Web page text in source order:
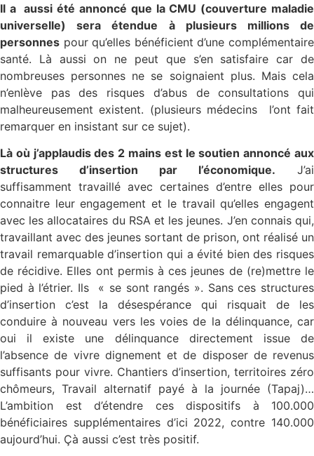
Il a aussi été annoncé que la CMU (couverture maladie
universelle) sera étendue à plusieurs millions de
personnes pour qu’elles bénéficient d’une complémentaire
santé. Là aussi on ne peut que s’en satisfaire car de
nombreuses personnes ne se soignaient plus. Mais cela
n’enlève pas des risques d’abus de consultations qui
malheureusement existent. (plusieurs médecins l’ont fait
remarquer en insistant sur ce sujet).
Là où j’applaudis des 2 mains est le soutien annoncé aux
structures d’insertion par l’économique. J’ai
suffisamment travaillé avec certaines d’entre elles pour
connaitre leur engagement et le travail qu’elles engagent
avec les allocataires du RSA et les jeunes. J’en connais qui,
travaillant avec des jeunes sortant de prison, ont réalisé un
travail remarquable d’insertion qui a évité bien des risques
de récidive. Elles ont permis à ces jeunes de (re)mettre le
pied à l’étrier. Ils « se sont rangés ». Sans ces structures
d’insertion c’est la désespérance qui risquait de les
conduire à nouveau vers les voies de la délinquance, car
oui il existe une délinquance directement issue de
l’absence de vivre dignement et de disposer de revenus
suffisants pour vivre. Chantiers d’insertion, territoires zéro
chômeurs, Travail alternatif payé à la journée (Tapaj)…
L’ambition est d’étendre ces dispositifs à 100.000
bénéficiaires supplémentaires d’ici 2022, contre 140.000
aujourd’hui. Çà aussi c’est très positif.